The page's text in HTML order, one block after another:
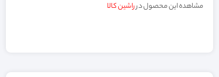
مشاهده این محصول درراشین کالا